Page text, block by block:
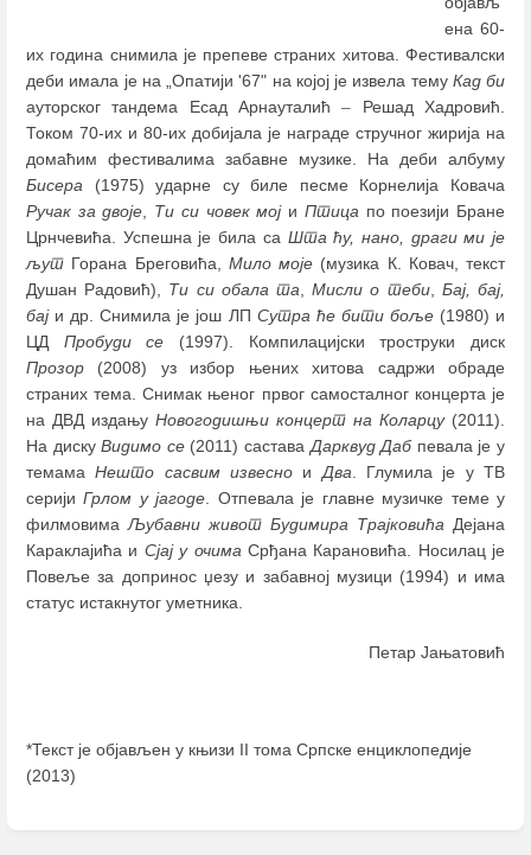
ена 60-
их година снимила је препеве страних хитова. Фестивалски
деби имала је на „Опатији '67" на којој је извела тему Кад би
ауторског тандема Есад Арнауталић– Решад Хадровић.
Током 70-их и 80-их добијала је награде стручног жирија на
домаћим фестивалима забавне музике. На деби албуму
Бисера (1975) ударне су биле песме Корнелија Ковача
Ручак за двоје, Ти си човек моји Птицапо поезији Бране
Црнчевића. Успешна је била са Шта ћу, нано, драги ми је
љут Горана Бреговића, Мило моје (музика К. Ковач, текст
Душан Радовић), Ти си обала та,Мисли о теби, Бај, бај,
баји др. Снимила је још ЛП Сутра ће бити боље(1980) и
ЦД Пробуди се (1997). Компилацијски троструки диск
Прозор (2008) уз избор њених хитова садржи обраде
страних тема. Снимак њеног првог самосталног концерта је
на ДВД издању Новогодишњи концерт на Коларцу(2011).
На дискуВидимо се(2011) саставаДарквуд Дабпевала је у
темамаНешто сасвим извесно иДва. Глумила је у ТВ
серијиГрлом у јагоде. Отпевала је главне музичке теме у
филмовимаЉубавни живот Будимира Трајковића Дејана
Караклајића и Сјај у очимаСрђана Карановића. Носилац је
Повеље за допринос џезу и забавној музици (1994) и има
статус истакнутог уметника.
Петар Јањатовић
*Текст је објављен у књизи II тома Српске енциклопедије
(2013)